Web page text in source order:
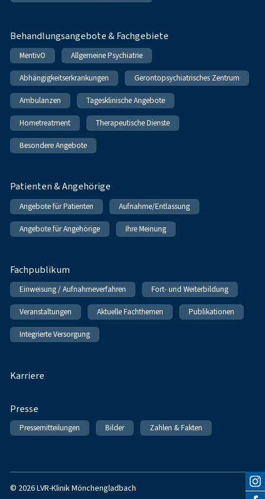
Behandlungsangebote & Fachgebiete
MentivO Allgemeine Psychiatrie
Abhängigkeitserkrankungen Gerontopsychiatrisches Zentrum
Ambulanzen Tagesklinische Angebote
Hometreatment Therapeutische Dienste
Besondere Angebote
Patienten & Angehörige
Angebote für Patienten Aufnahme/Entlassung
Angebote für Angehörige Ihre Meinung
Fachpublikum
Einweisung / Aufnahmeverfahren Fort- und Weiterbildung
Veranstaltungen Aktuelle Fachthemen Publikationen
Integrierte Versorgung
Karriere
Presse
Pressemitteilungen Bilder Zahlen & Fakten
© 2026 LVR-Klinik Mönchengladbach